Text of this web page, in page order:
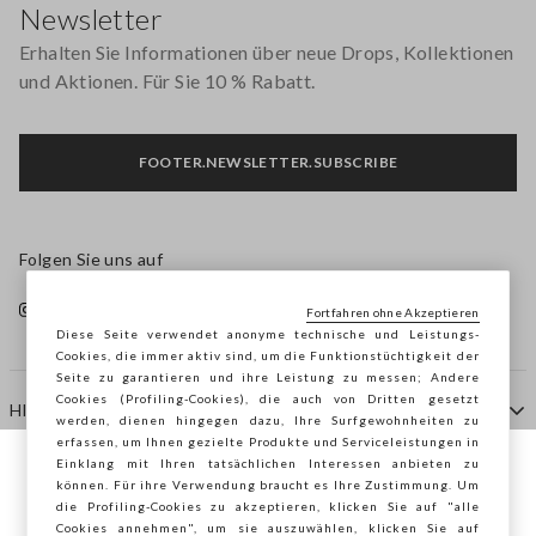
HILFE
AGENTUR
Newsletter
Erhalten Sie Informationen über neue Drops, Kollektionen
und Aktionen. Für Sie 10 % Rabatt.
FOOTER.NEWSLETTER.SUBSCRIBE
Folgen Sie uns auf
Sie surfen auf der Seite von STEFANEL
Österreich, möchten Sie Ihren Standort
Diese Seite verwendet anonyme technische und Leistungs-
Cookies, die immer aktiv sind, um die Funktionstüchtigkeit der
Seite zu garantieren und ihre Leistung zu messen; Andere
Cookies (Profiling-Cookies), die auch von Dritten gesetzt
werden, dienen hingegen dazu, Ihre Surfgewohnheiten zu
erfassen, um Ihnen gezielte Produkte und Serviceleistungen in
Einklang mit Ihren tatsächlichen Interessen anbieten zu
können. Für ihre Verwendung braucht es Ihre Zustimmung. Um
die Profiling-Cookies zu akzeptieren, klicken Sie auf "alle
Cookies annehmen", um sie auszuwählen, klicken Sie auf
Fortfahren ohne Akzeptieren